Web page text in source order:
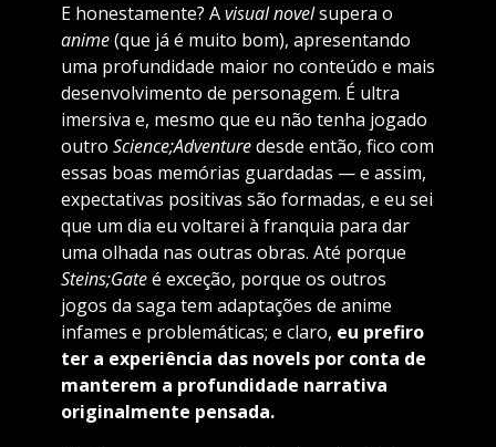
E honestamente? Avisual novelsupera o
anime(que já é muito bom), apresentando
uma profundidade maior no conteúdo e mais
desenvolvimento de personagem. É ultra
imersiva e, mesmo que eu não tenha jogado
outro Science;Adventuredesde então, fico com
essas boas memórias guardadas — e assim,
expectativas positivas são formadas, e eu sei
que um dia eu voltarei à franquia para dar
uma olhada nas outras obras. Até porque
Steins;Gateé exceção, porque os outros
jogos da saga tem adaptações de anime
infames e problemáticas; e claro, eu prefiro
ter a experiência das novels por conta de
manterem a profundidade narrativa
originalmente pensada.